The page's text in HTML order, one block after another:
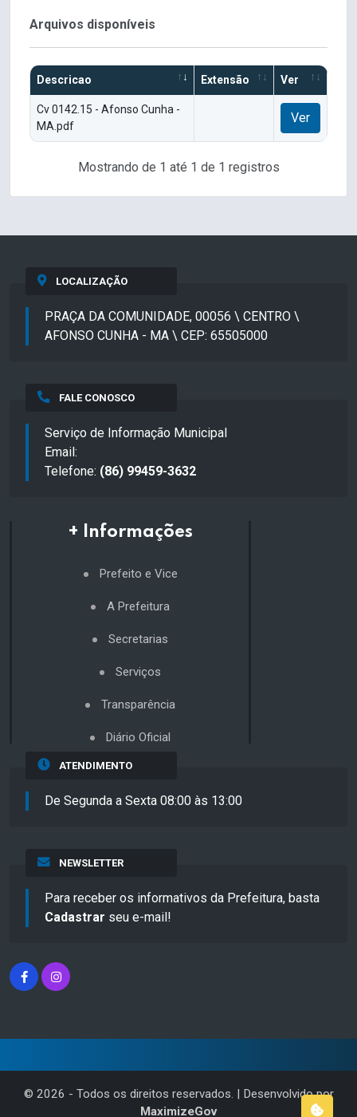
Arquivos disponíveis
Descricao Extensão Ver
Cv 0142.15 - Afonso Cunha -
MA.pdf
Ver
Mostrando de 1 até 1 de 1 registros
LOCALIZAÇÃO
PRAÇA DA COMUNIDADE, 00056 \ CENTRO \
AFONSO CUNHA - MA \ CEP: 65505000
FALE CONOSCO
Serviço de Informação Municipal
Email:
Telefone: (86) 99459-3632
+ Informações
Prefeito e Vice
A Prefeitura
Secretarias
Serviços
Transparência
Diário Oficial
ATENDIMENTO
De Segunda a Sexta 08:00 às 13:00
NEWSLETTER
Para receber os informativos da Prefeitura, basta
Cadastrar seu e-mail!
© 2026 - Todos os direitos reservados. | Desenvolvido por
MaximizeGov